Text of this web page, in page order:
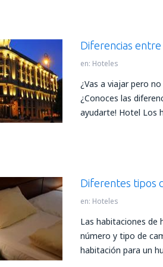
Diferencias
en: Hoteles
¿Vas a viajar pero
¿Conoces las
ayudarte! Hotel Los
Diferentes tipos
en: Hoteles
Las habitaciones de
número y tipo de
habitación para un